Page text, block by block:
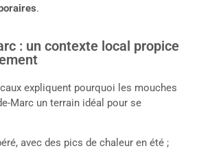
.
: un contexte local propice
expliquent pourquoi les mouches
Marc un terrain idéal pour se
avec des pics de chaleur en été ;